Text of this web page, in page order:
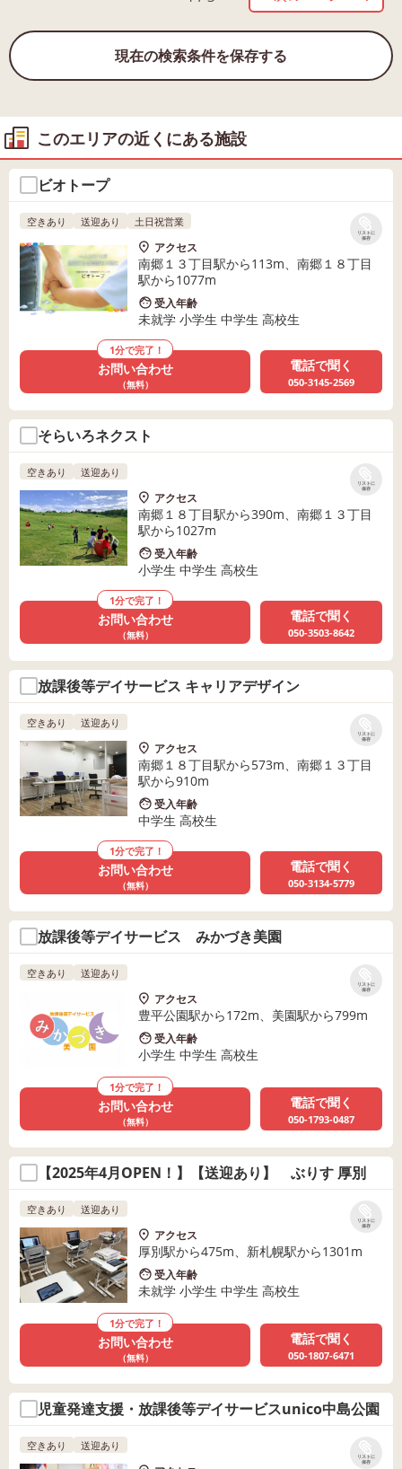
現在の検索条件を保存する
このエリアの近くにある施設
ビオトープ
リストに
保存
空きあり 送迎あり 土日祝営業
アクセス
南郷１３丁目駅から113m、南郷１８丁目
駅から1077m
受入年齢
未就学 小学生 中学生 高校生
1分で完了！
お問い合わせ
（無料）
電話で聞く
050-3145-2569
そらいろネクスト
リストに
保存
空きあり 送迎あり
アクセス
南郷１８丁目駅から390m、南郷１３丁目
駅から1027m
受入年齢
小学生 中学生 高校生
1分で完了！
お問い合わせ
（無料）
電話で聞く
050-3503-8642
放課後等デイサービス キャリアデザイン
リストに
保存
空きあり 送迎あり
アクセス
南郷１８丁目駅から573m、南郷１３丁目
駅から910m
受入年齢
中学生 高校生
1分で完了！
お問い合わせ
（無料）
電話で聞く
050-3134-5779
放課後等デイサービス みかづき美園
リストに
保存
空きあり 送迎あり
アクセス
豊平公園駅から172m、美園駅から799m
受入年齢
小学生 中学生 高校生
1分で完了！
お問い合わせ
（無料）
電話で聞く
050-1793-0487
【2025年4月OPEN！】【送迎あり】 ぶりす 厚別
リストに
保存
空きあり 送迎あり
アクセス
厚別駅から475m、新札幌駅から1301m
受入年齢
未就学 小学生 中学生 高校生
1分で完了！
お問い合わせ
（無料）
電話で聞く
050-1807-6471
児童発達支援・放課後等デイサービスunico中島公園
リストに
保存
空きあり 送迎あり